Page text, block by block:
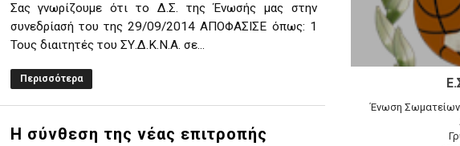
Σας γνωρίζουμε ότι το Δ.Σ. της Ένωσής μας στην
συνεδρίασή του της 29/09/2014 ΑΠΟΦΑΣΙΣΕ όπως: 1
Τους διαιτητές του ΣΥ.Δ.Κ.Ν.Α. σε...
Περισσότερα
Η σύνθεση της νέας επιτροπής
Ένωση Σωματείων